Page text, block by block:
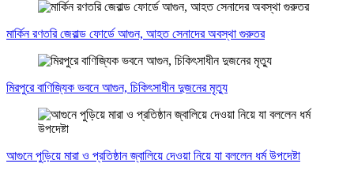
মার্কিন রণতরি জেরাল্ড ফোর্ডে আগুন, আহত সেনাদের অবস্থা গুরুতর
মিরপুরে বাণিজ্যিক ভবনে আগুন, চিকিৎসাধীন দুজনের মৃত্যু
আগুনে পুড়িয়ে মারা ও প্রতিষ্ঠান জ্বালিয়ে দেওয়া নিয়ে যা বললেন ধর্ম উপদেষ্টা